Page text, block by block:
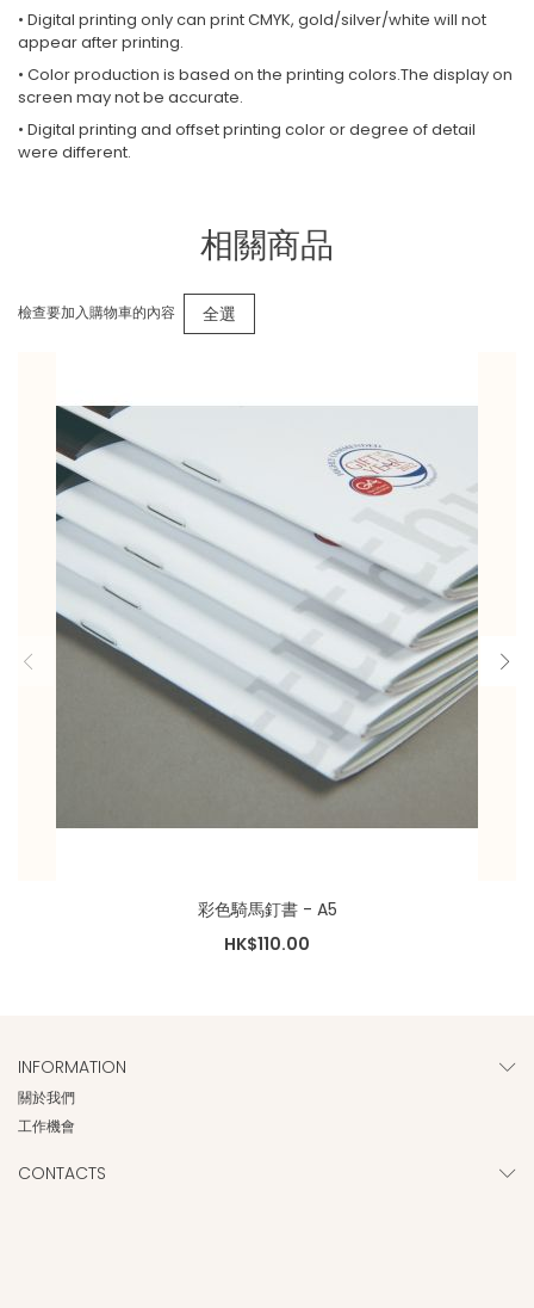
• Digital printing only can print CMYK, gold/silver/white will not
appear after printing.
• Color production is based on the printing colors.The display on
screen may not be accurate.
• Digital printing and offset printing color or degree of detail
were different.
相關商品
檢查要加入購物車的內容 全選
彩色騎馬釘書 - A5
HK$110.00
INFORMATION
關於我們
工作機會
CONTACTS